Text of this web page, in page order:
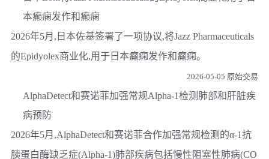
本癫痫发作和癫痫
2026年5月,日本佐基签署了一项协议,将Jazz Pharmaceuticals
的Epidyolex商业化,用于日本癫痫发作和癫痫。
2026-05-05 原始交易
AlphaDetect和赛诺菲加强常规Alpha-1检测肺部和肝脏疾
病预防
2026年5月,AlphaDetect和赛诺菲合作加强常规检测的α-1抗
胰蛋白酶缺乏症(Alpha-1)肺部疾病包括慢性阻塞性肺病(CO